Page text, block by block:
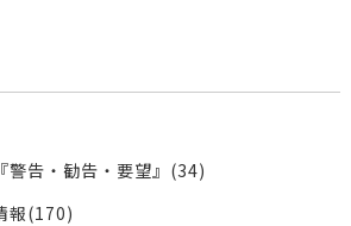
警告・勧告・要望』(34)
報(170)